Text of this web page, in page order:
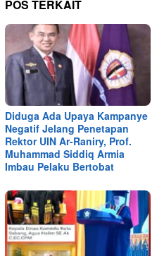
POS TERKAIT
Diduga Ada Upaya Kampanye
Negatif Jelang Penetapan
Rektor UIN Ar-Raniry, Prof.
Muhammad Siddiq Armia
Imbau Pelaku Bertobat